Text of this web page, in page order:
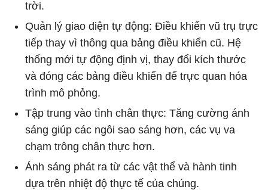
trời.
Quản lý giao diện tự động: Điều khiển vũ trụ trực
tiếp thay vì thông qua bảng điều khiển cũ. Hệ
thống mới tự động định vị, thay đổi kích thước
và đóng các bảng điều khiển để trực quan hóa
trình mô phỏng.
Tập trung vào tình chân thực: Tăng cường ánh
sáng giúp các ngôi sao sáng hơn, các vụ va
chạm trông chân thực hơn.
Ánh sáng phát ra từ các vật thể và hành tinh
dựa trên nhiệt độ thực tế của chúng.